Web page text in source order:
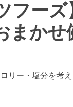
フー
まかせ
リー・塩分を考